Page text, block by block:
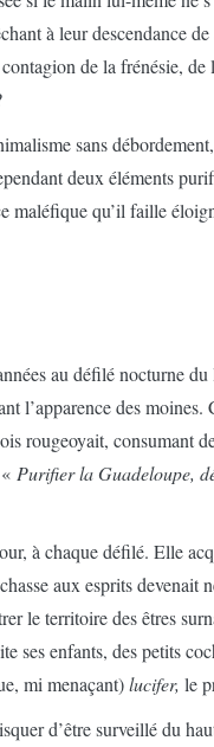
à leur descendance
de la frénésie,
sans
deux éléments
maléfique qu’il faille
au défilé nocturne
l’apparence des
rougeoyait, consumant
Purifier la Guadeloupe,
à chaque défilé. Elle
aux esprits devenait
le territoire des êtres
ses enfants, des petits
mi menaçant)lucifer, le
d’être surveillé du